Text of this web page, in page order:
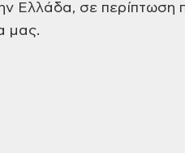
Ελλάδα, σε περίπτωση
μας.